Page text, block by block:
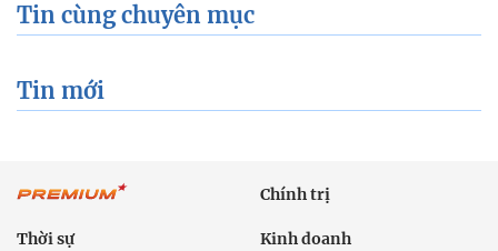
Tin cùng chuyên mục
Tin mới
Chính trị
Thời sự Kinh doanh